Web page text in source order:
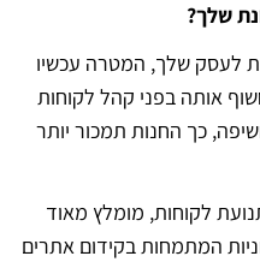
שלך?
לעסק שלך, המטרה עכשיו
אותה בפני קהל לקוחות
כך החנות תמכור יותר
לקוחות, מומלץ מאוד
המתמחות בקידום אתרים